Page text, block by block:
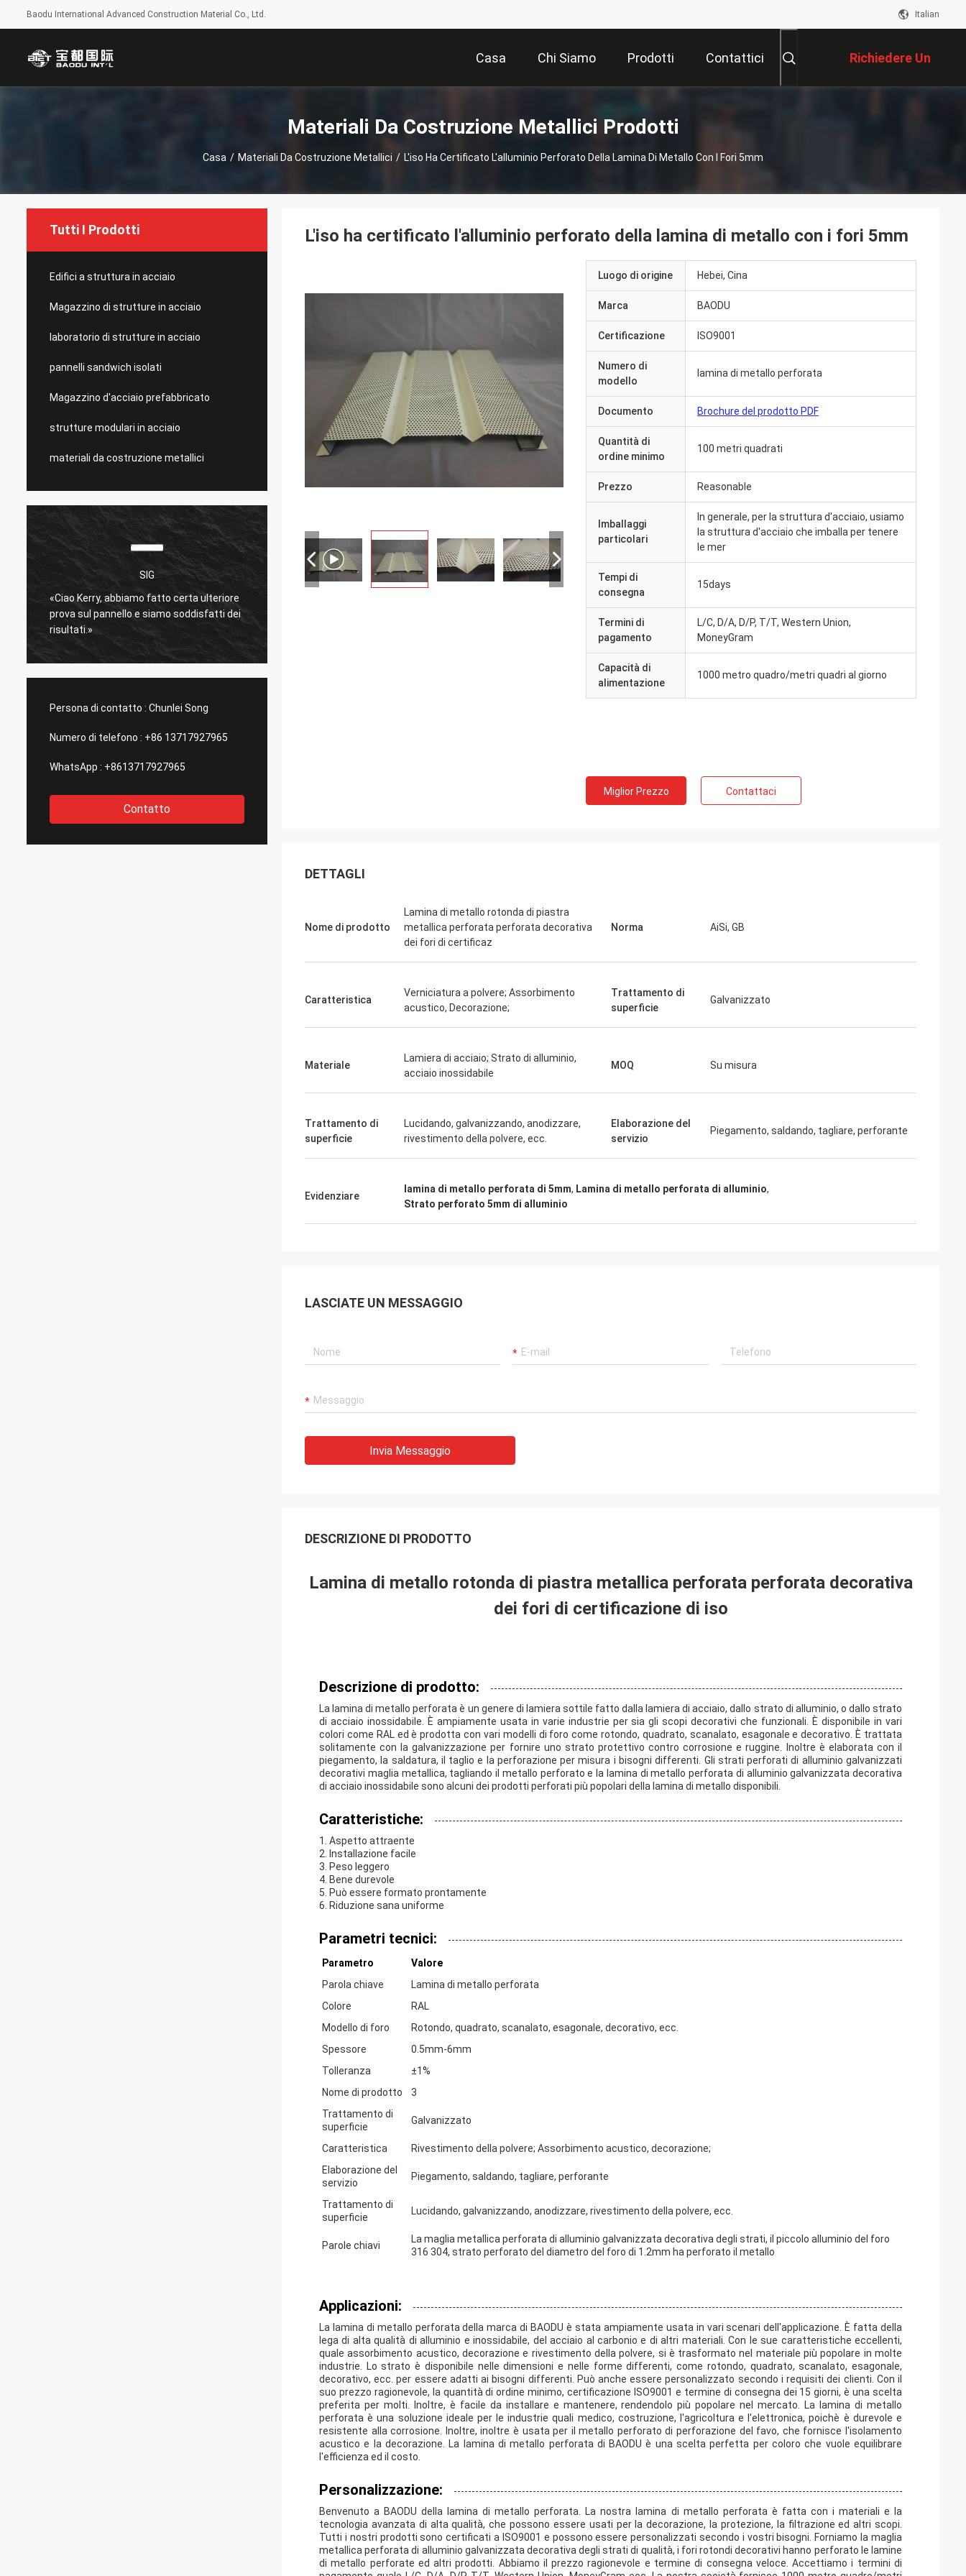
Baodu International Advanced Construction Material Co., Ltd. Italian
Casa Chi Siamo Prodotti Contattici Richiedere Un
Preventivo
Materiali Da Costruzione Metallici Prodotti
Casa / Materiali Da Costruzione Metallici / L'iso Ha Certificato L'alluminio Perforato Della Lamina Di Metallo Con I Fori 5mm
Tutti I Prodotti
Edifici a struttura in acciaio
Magazzino di strutture in acciaio
laboratorio di strutture in acciaio
pannelli sandwich isolati
Magazzino d'acciaio prefabbricato
strutture modulari in acciaio
materiali da costruzione metallici
SIG
«Ciao Kerry, abbiamo fatto certa ulteriore
prova sul pannello e siamo soddisfatti dei
risultati.»
Signora
SIG
«Lo abbiamo ricevuto i 8 giorni fa e tutto è
andato molto bene vi ringrazia che siamo
felici di avere prodotto già nella pianta.
Qualche cosa che comunichiamo con voi»
Persona di contatto : Chunlei Song
Numero di telefono : +86 13717927965
WhatsApp : +8613717927965
Contatto
L'iso ha certificato l'alluminio perforato della lamina di metallo con i fori 5mm
Luogo di origine Hebei, Cina
Marca BAODU
Certificazione ISO9001
Numero di
modello
lamina di metallo perforata
Documento Brochure del prodotto PDF
Quantità di
ordine minimo
100 metri quadrati
Prezzo Reasonable
Imballaggi
particolari
In generale, per la struttura d'acciaio, usiamo
la struttura d'acciaio che imballa per tenere
le mer
Tempi di
consegna
15days
Termini di
pagamento
L/C, D/A, D/P, T/T, Western Union,
MoneyGram
Capacità di
alimentazione
1000 metro quadro/metri quadri al giorno
Miglior Prezzo Contattaci
DETTAGLI
Nome di prodotto
Lamina di metallo rotonda di piastra
metallica perforata perforata decorativa
dei fori di certificaz
Norma AiSi, GB
Caratteristica
Verniciatura a polvere; Assorbimento
acustico, Decorazione;
Trattamento di
superficie
Galvanizzato
Materiale
Lamiera di acciaio; Strato di alluminio,
acciaio inossidabile
MOQ Su misura
Trattamento di
superficie
Lucidando, galvanizzando, anodizzare,
rivestimento della polvere, ecc.
Elaborazione del
servizio
Piegamento, saldando, tagliare, perforante
Evidenziare
lamina di metallo perforata di 5mm, Lamina di metallo perforata di alluminio,
Strato perforato 5mm di alluminio
LASCIATE UN MESSAGGIO
Invia Messaggio
DESCRIZIONE DI PRODOTTO
Lamina di metallo rotonda di piastra metallica perforata perforata decorativa
dei fori di certificazione di iso
Descrizione di prodotto:
La lamina di metallo perforata è un genere di lamiera sottile fatto dalla lamiera di acciaio, dallo strato di alluminio, o dallo strato
di acciaio inossidabile. È ampiamente usata in varie industrie per sia gli scopi decorativi che funzionali. È disponibile in vari
colori come RAL ed è prodotta con vari modelli di foro come rotondo, quadrato, scanalato, esagonale e decorativo. È trattata
solitamente con la galvanizzazione per fornire uno strato protettivo contro corrosione e ruggine. Inoltre è elaborata con il
piegamento, la saldatura, il taglio e la perforazione per misura i bisogni differenti. Gli strati perforati di alluminio galvanizzati
decorativi maglia metallica, tagliando il metallo perforato e la lamina di metallo perforata di alluminio galvanizzata decorativa
di acciaio inossidabile sono alcuni dei prodotti perforati più popolari della lamina di metallo disponibili.
Caratteristiche:
1. Aspetto attraente
2. Installazione facile
3. Peso leggero
4. Bene durevole
5. Può essere formato prontamente
6. Riduzione sana uniforme
Parametri tecnici:
Parametro
Valore
Parola chiave
Lamina di metallo perforata
Colore
RAL
Modello di foro
Rotondo, quadrato, scanalato, esagonale, decorativo, ecc.
Spessore
0.5mm-6mm
Tolleranza
±1%
Nome di prodotto
3
Trattamento di
superficie
Galvanizzato
Caratteristica
Rivestimento della polvere; Assorbimento acustico, decorazione;
Elaborazione del
servizio
Piegamento, saldando, tagliare, perforante
Trattamento di
superficie
Lucidando, galvanizzando, anodizzare, rivestimento della polvere, ecc.
Parole chiavi
La maglia metallica perforata di alluminio galvanizzata decorativa degli strati, il piccolo alluminio del foro
316 304, strato perforato del diametro del foro di 1.2mm ha perforato il metallo
Applicazioni:
La lamina di metallo perforata della marca di BAODU è stata ampiamente usata in vari scenari dell'applicazione. È fatta della
lega di alta qualità di alluminio e inossidabile, del acciaio al carbonio e di altri materiali. Con le sue caratteristiche eccellenti,
quale assorbimento acustico, decorazione e rivestimento della polvere, si è trasformato nel materiale più popolare in molte
industrie. Lo strato è disponibile nelle dimensioni e nelle forme differenti, come rotondo, quadrato, scanalato, esagonale,
decorativo, ecc. per essere adatti ai bisogni differenti. Può anche essere personalizzato secondo i requisiti dei clienti. Con il
suo prezzo ragionevole, la quantità di ordine minimo, certificazione ISO9001 e termine di consegna dei 15 giorni, è una scelta
preferita per molti. Inoltre, è facile da installare e mantenere, rendendolo più popolare nel mercato. La lamina di metallo
perforata è una soluzione ideale per le industrie quali medico, costruzione, l'agricoltura e l'elettronica, poichè è durevole e
resistente alla corrosione. Inoltre, inoltre è usata per il metallo perforato di perforazione del favo, che fornisce l'isolamento
acustico e la decorazione. La lamina di metallo perforata di BAODU è una scelta perfetta per coloro che vuole equilibrare
l'efficienza ed il costo.
Personalizzazione:
Benvenuto a BAODU della lamina di metallo perforata. La nostra lamina di metallo perforata è fatta con i materiali e la
tecnologia avanzata di alta qualità, che possono essere usati per la decorazione, la protezione, la filtrazione ed altri scopi.
Tutti i nostri prodotti sono certificati a ISO9001 e possono essere personalizzati secondo i vostri bisogni. Forniamo la maglia
metallica perforata di alluminio galvanizzata decorativa degli strati di qualità, i fori rotondi decorativi hanno perforato le lamine
di metallo perforate ed altri prodotti. Abbiamo il prezzo ragionevole e termine di consegna veloce. Accettiamo i termini di